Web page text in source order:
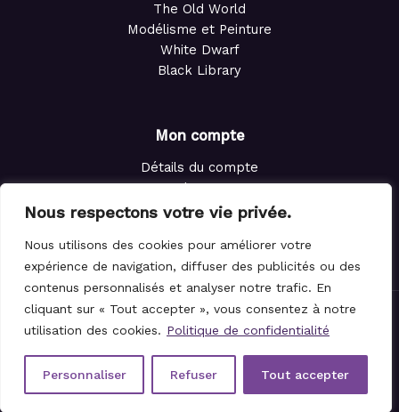
Nous respectons votre vie privée.
Nous utilisons des cookies pour améliorer votre
expérience de navigation, diffuser des publicités ou des
contenus personnalisés et analyser notre trafic. En
cliquant sur « Tout accepter », vous consentez à notre
utilisation des cookies. Politique de confidentialité
Personnaliser Refuser Tout accepter
The Old World
Modélisme et Peinture
White Dwarf
Black Library
Mon compte
Détails du compte
Adresses
Commandes
Panier
© 2021-2026 Le Magicien des Dés.